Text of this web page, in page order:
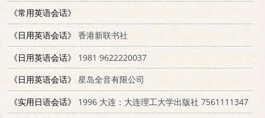
《常用英语会话》
《日用英语会话》
香港新联书社
《日用英语会话》
1981 9622220037
《日用英语会话》
星岛全音有限公司
《实用日语会话》
1996 大连：大连理工大学出版社 7561111347